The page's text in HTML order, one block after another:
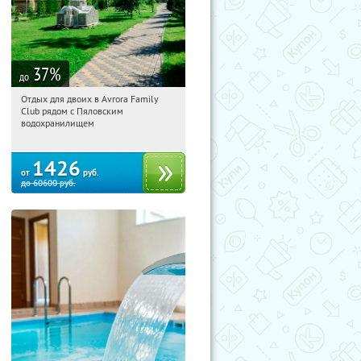
до 37%
10:31:58 Купили:
Московская обл., Мытищинский р-н,
Отдых для двоих в Avrora Family
Club рядом с Пяловским
водохранилищем
от 1426 руб.
до60600руб.